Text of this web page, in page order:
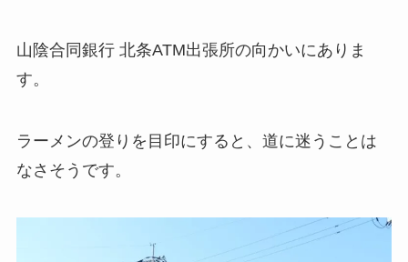
山陰合同銀行 北条ATM出張所の向かいにありま
す。
ラーメンの登りを目印にすると、道に迷うことは
なさそうです。